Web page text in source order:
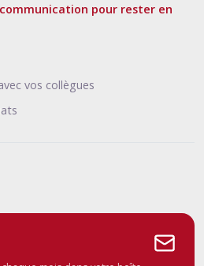
pour rester en
vos collègues